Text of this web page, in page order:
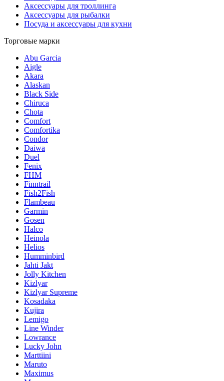
Аксессуары для троллинга
Аксессуары для рыбалки
Посуда и аксессуары для кухни
Торговые марки
Abu Garcia
Aigle
Akara
Alaskan
Black Side
Chiruca
Chota
Comfort
Comfortika
Condor
Daiwa
Duel
Fenix
FHM
Finntrail
Fish2Fish
Flambeau
Garmin
Gosen
Halco
Heinola
Helios
Humminbird
Jahti Jakt
Jolly Kitchen
Kizlyar
Kizlyar Supreme
Kosadaka
Kujira
Lemigo
Line Winder
Lowrance
Lucky John
Marttiini
Maruto
Maximus